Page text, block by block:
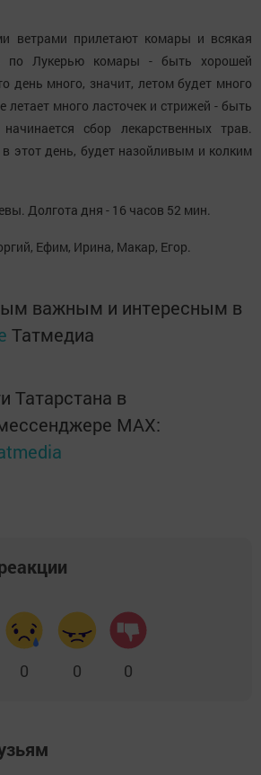
ветрами прилетают комары и всякая
по Лукерью комары - быть хорошей
день много, значит, летом будет много
летает много ласточек и стрижей - быть
сбор лекарственных трав.
этот день, будет назойливым и колким
Долгота дня - 16 часов 52 мин.
Ефим, Ирина, Макар, Егор.
важным и интересным в
Татмедиа
Татарстана в
MАХ:
0 0 0